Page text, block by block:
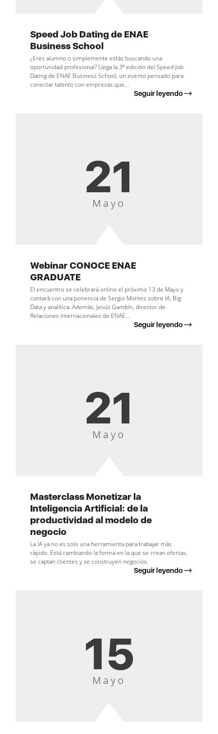
Speed Job Dating de ENAE
Business School
¿Eres alumno o simplemente estás buscando una
oportunidad profesional? Llega la 3ª edición del Speed Job
Dating de ENAE Business School, un evento pensado para
conectar talento con empresas que...
Seguir leyendo
21
Mayo
Webinar CONOCE ENAE
GRADUATE
El encuentro se celebrará online el próximo 13 de Mayo y
contará con una ponencia de Sergio Montes sobre IA, Big
Data y analítica. Además, Jesús Gambín, director de
Relaciones Internacionales de ENAE...
Seguir leyendo
21
Mayo
Masterclass Monetizar la
Inteligencia Artificial: de la
productividad al modelo de
negocio
La IA ya no es solo una herramienta para trabajar más
rápido. Está cambiando la forma en la que se crean ofertas,
se captan clientes y se construyen negocios.
Seguir leyendo
15
Mayo